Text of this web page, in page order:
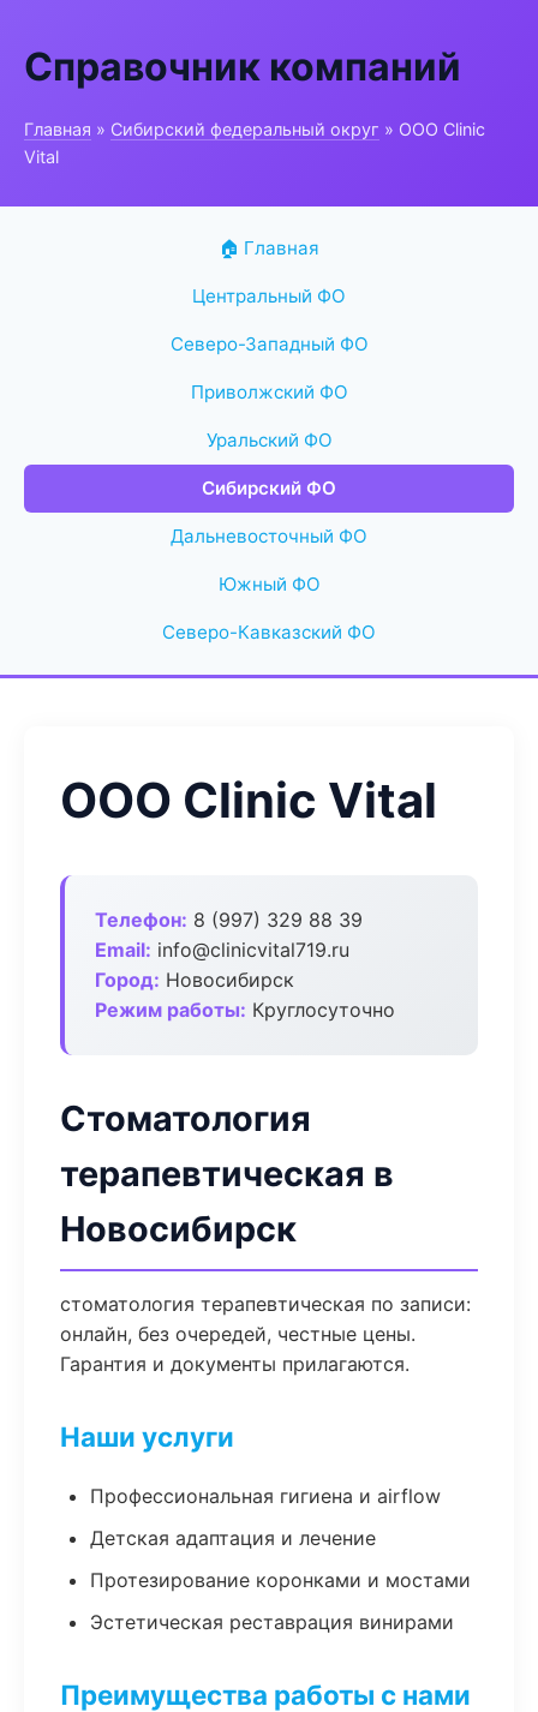
Справочник компаний
Главная » Сибирский федеральный округ » ООО Clinic
Vital
🏠 Главная
Центральный ФО
Северо-Западный ФО
Приволжский ФО
Уральский ФО
Сибирский ФО
Дальневосточный ФО
Южный ФО
Северо-Кавказский ФО
ООО Clinic Vital
Телефон: 8 (997) 329 88 39
Email: info@clinicvital719.ru
Город: Новосибирск
Режим работы: Круглосуточно
Стоматология
терапевтическая в
Новосибирск
стоматология терапевтическая по записи:
онлайн, без очередей, честные цены.
Гарантия и документы прилагаются.
Наши услуги
Профессиональная гигиена и airflow
Детская адаптация и лечение
Протезирование коронками и мостами
Эстетическая реставрация винирами
Преимущества работы с нами